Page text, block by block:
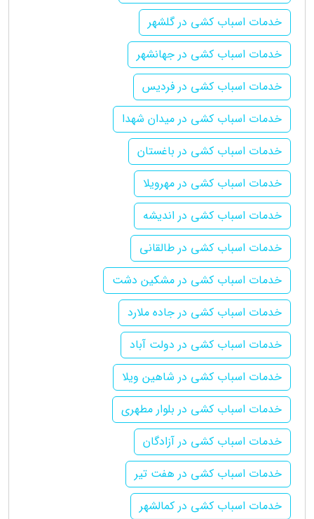
خدمات اسباب کشی در گلشهر
خدمات اسباب کشی در جهانشهر
خدمات اسباب کشی در فردیس
خدمات اسباب کشی در میدان شهدا
خدمات اسباب کشی در باغستان
خدمات اسباب کشی در مهرویلا
خدمات اسباب کشی در اندیشه
خدمات اسباب کشی در طالقانی
خدمات اسباب کشی در مشکین دشت
خدمات اسباب کشی در جاده ملارد
خدمات اسباب کشی در دولت آباد
خدمات اسباب کشی در شاهین ویلا
خدمات اسباب کشی در بلوار مطهری
خدمات اسباب کشی در آزادگان
خدمات اسباب کشی در هفت تیر
خدمات اسباب کشی در کمالشهر